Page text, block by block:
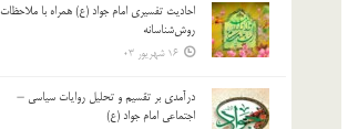
احادیث تفسیری امام جواد (ع) همراه با ملاحظات
روش‌شناسانه
16 شهریور 03
درآمدی بر تقسیم و تحلیل روایات سیاسی –
اجتماعی امام جواد (ع)